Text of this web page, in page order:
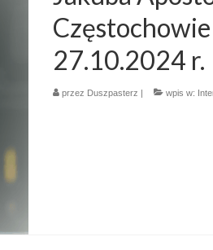
27.10.2024 r.
przez Duszpasterz | wpis w: